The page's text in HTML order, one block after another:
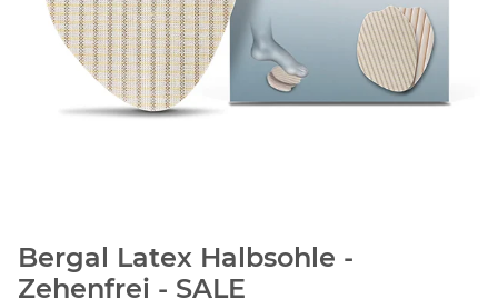
Bergal Latex Halbsohle -
Zehenfrei - SALE